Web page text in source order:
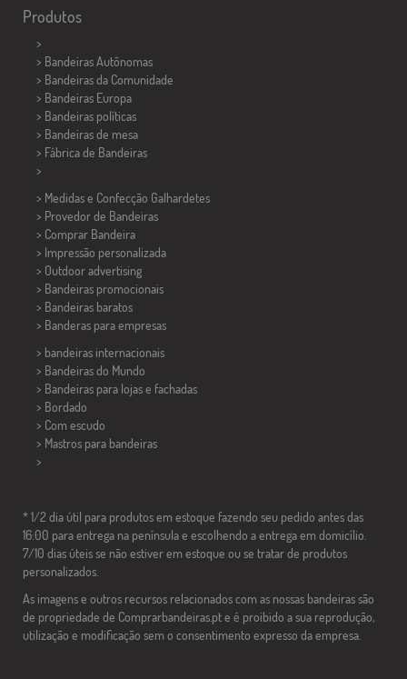
Produtos
>
> Bandeiras Autônomas
> Bandeiras da Comunidade
> Bandeiras Europa
> Bandeiras políticas
> Bandeiras de mesa
> Fábrica de Bandeiras
>
> Medidas e Confecção Galhardetes
> Provedor de Bandeiras
> Comprar Bandeira
> Impressão personalizada
> Outdoor advertising
> Bandeiras promocionais
> Bandeiras baratos
> Banderas para empresas
> bandeiras internacionais
> Bandeiras do Mundo
> Bandeiras para lojas e fachadas
> Bordado
> Com escudo
> Mastros para bandeiras
>
* 1/2 dia útil para produtos em estoque fazendo seu pedido antes das
16:00 para entrega na península e escolhendo a entrega em domicílio.
7/10 dias úteis se não estiver em estoque ou se tratar de produtos
personalizados.
As imagens e outros recursos relacionados com as nossas bandeiras são
de propriedade de Comprarbandeiras.pt e é proibido a sua reprodução,
utilização e modificação sem o consentimento expresso da empresa.